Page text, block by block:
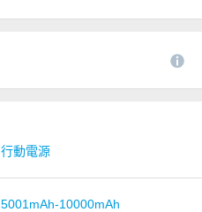
行動電源
5001mAh-10000mAh